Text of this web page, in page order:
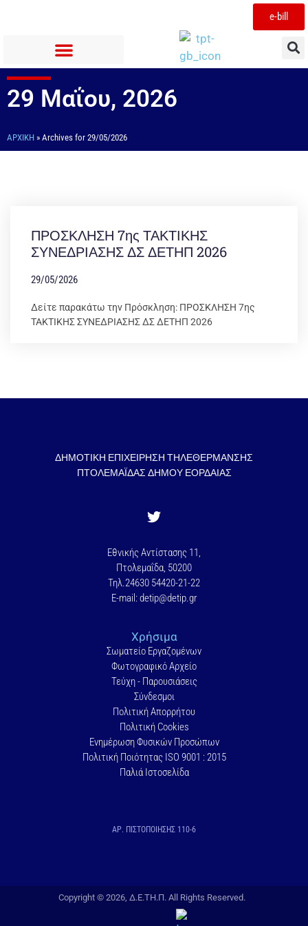
e-bill
29 Μαΐου, 2026
ΑΡΧΙΚΉ » Archives for 29/05/2026
ΠΡΟΣΚΛΗΣΗ 7ης ΤΑΚΤΙΚΗΣ
ΣΥΝΕΔΡΙΑΣΗΣ ΔΣ ΔΕΤΗΠ 2026
29/05/2026
Δείτε παρακάτω την Πρόσκληση: ΠΡΟΣΚΛΗΣΗ 7ης
ΤΑΚΤΙΚΗΣ ΣΥΝΕΔΡΙΑΣΗΣ ΔΣ ΔΕΤΗΠ 2026
ΔΗΜΟΤΙΚΗ ΕΠΙΧΕΙΡΗΣΗ ΤΗΛΕΘΕΡΜΑΝΣΗΣ
ΠΤΟΛΕΜΑΪΔΑΣ ΔΗΜΟΥ ΕΟΡΔΑΙΑΣ
Εθνικής Αντίστασης 11,
Πτολεμαΐδα, 50200
Τηλ.24630 54420-21-22
E-mail: detip@detip.gr
Χρήσιμα
Σωματείο Εργαζομένων
Φωτογραφικό Αρχείο
Τεύχη - Παρουσιάσεις
Σύνδεσμοι
Πολιτική Απορρήτου
Πολιτική Cookies
Ενημέρωση Φυσικών Προσώπων
Πολιτική Ποιότητας ISO 9001 : 2015
Παλιά Ιστοσελίδα
ΑΡ. ΠΙΣΤΟΠΟΙΗΣΗΣ 110-6
Copyright © 2026, Δ.Ε.ΤΗ.Π. All Rights Reserved.